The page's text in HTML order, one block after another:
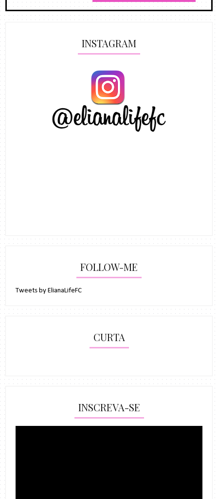
INSTAGRAM
FOLLOW-ME
Tweets by ElianaLifeFC
CURTA
INSCREVA-SE